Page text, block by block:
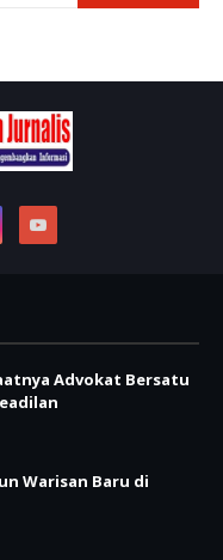
Advokat Bersatu
Warisan Baru di